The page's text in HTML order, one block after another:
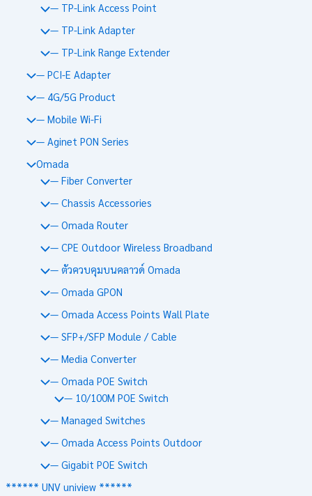
— TP-Link Access Point
— TP-Link Adapter
— TP-Link Range Extender
— PCI-E Adapter
— 4G/5G Product
— Mobile Wi-Fi
— Aginet PON Series
Omada
— Fiber Converter
— Chassis Accessories
— Omada Router
— CPE Outdoor Wireless Broadband
— ตัวควบคุมบนคลาวด์ Omada
— Omada GPON
— Omada Access Points Wall Plate
— SFP+/SFP Module / Cable
— Media Converter
— Omada POE Switch
— 10/100M POE Switch
— Managed Switches
— Omada Access Points Outdoor
— Gigabit POE Switch
****** UNV uniview ******